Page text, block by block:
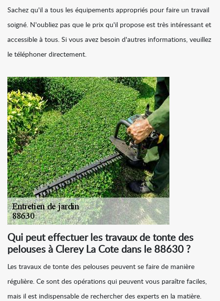
Sachez qu'il a tous les équipements appropriés pour faire un travail
soigné. N'oubliez pas que le prix qu'il propose est très intéressant et
accessible à tous. Si vous avez besoin d'autres informations, veuillez
le téléphoner directement.
Qui peut effectuer les travaux de tonte des
pelouses à Clerey La Cote dans le 88630 ?
Les travaux de tonte des pelouses peuvent se faire de manière
régulière. Ce sont des opérations qui peuvent vous paraître faciles,
mais il est indispensable de rechercher des experts en la matière.